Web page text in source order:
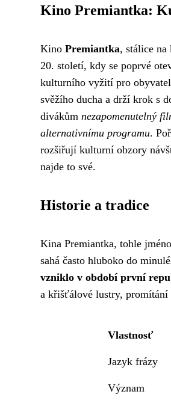
Kino Premiantka:
Kino Premiantka, stálice na
20. století, kdy se poprvé
kulturního vyžití pro
svěžího ducha a drží krok s
divákům nezapomenutelný
alternativnímu programu.
rozšiřují kulturní obzory
najde to své.
Historie a tradice
Kina Premiantka, tohle
sahá často hluboko do
vzniklo v období první
a křišťálové lustry,
Vlastnosť
Jazyk frázy
Význam